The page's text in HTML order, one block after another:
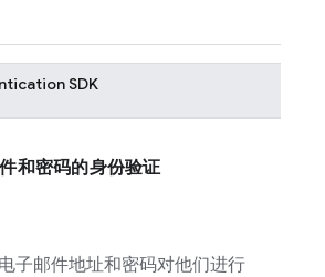
SDK
和密码的身份验证
子邮件地址和密码对他们进行